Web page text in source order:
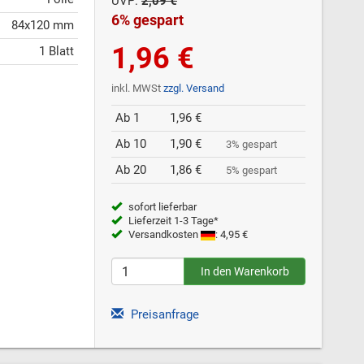
84x120 mm
1 Blatt
6% gespart
1,96 €
inkl. MWSt zzgl. Versand
Ab 1
1,96 €
Ab 10
1,90 € 3% gespart
Ab 20 1,86 € 5% gespart
sofort lieferbar
Lieferzeit 1-3 Tage*
Versandkosten
: 4,95 €
Preisanfrage